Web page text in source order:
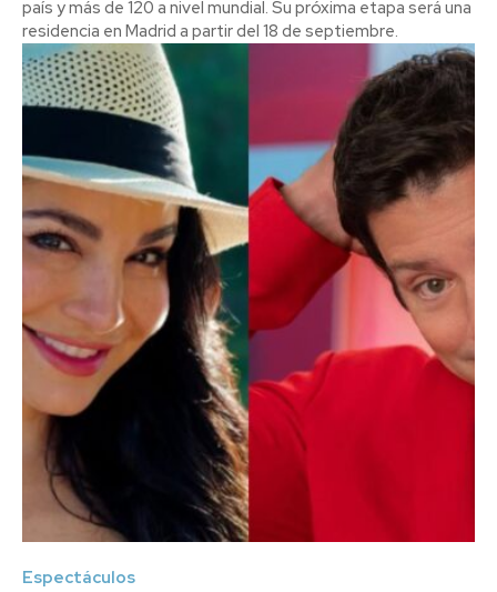
país y más de 120 a nivel mundial. Su próxima etapa será una
residencia en Madrid a partir del 18 de septiembre.
Espectáculos